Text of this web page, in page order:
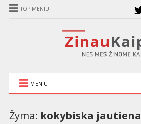
TOP MENIU
MENIU
Žyma: kokybiska jautiena